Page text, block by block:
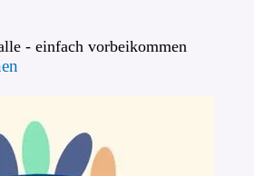
- einfach vorbeikommen